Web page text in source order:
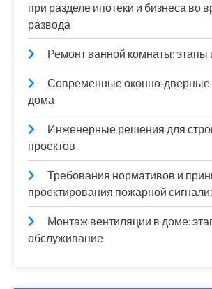
при разделе ипотеки и бизнеса во
развода
Ремонт ванной комнаты: этапы
Современные оконно‑дверные
дома
Инженерные решения для
проектов
Требования нормативов и
проектирования пожарной
Монтаж вентиляции в доме:
обслуживание